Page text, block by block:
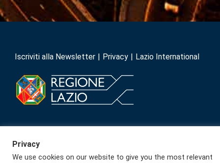
Iscriviti alla Newsletter Privacy Lazio International
Privacy
We use cookies on our website to give you the most relevant